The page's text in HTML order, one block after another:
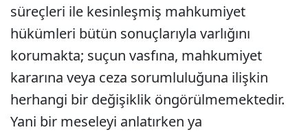
süreçleri ile kesinleşmiş mahkumiyet
hükümleri bütün sonuçlarıyla varlığını
korumakta; suçun vasfına, mahkumiyet
kararına veya ceza sorumluluğuna ilişkin
herhangi bir değişiklik öngörülmemektedir.
Yani bir meseleyi anlatırken ya